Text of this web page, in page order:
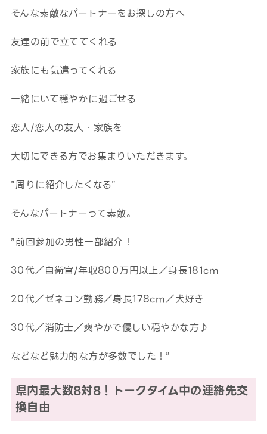
そんな素敵なパートナーをお探しの方へ
友達の前で立ててくれる
家族にも気遣ってくれる
一緒にいて穏やかに過ごせる
恋人/恋人の友人・家族を
大切にできる方でお集まりいただきます。
”周りに紹介したくなる”
そんなパートナーって素敵。
”前回参加の男性一部紹介！
30代／自衛官/年収800万円以上／身長181cm
20代／ゼネコン勤務／身長178cm／犬好き
30代／消防士／爽やかで優しい穏やかな方♪
などなど魅力的な方が多数でした！”
県内最大数8対8！トークタイム中の連絡先交
換自由